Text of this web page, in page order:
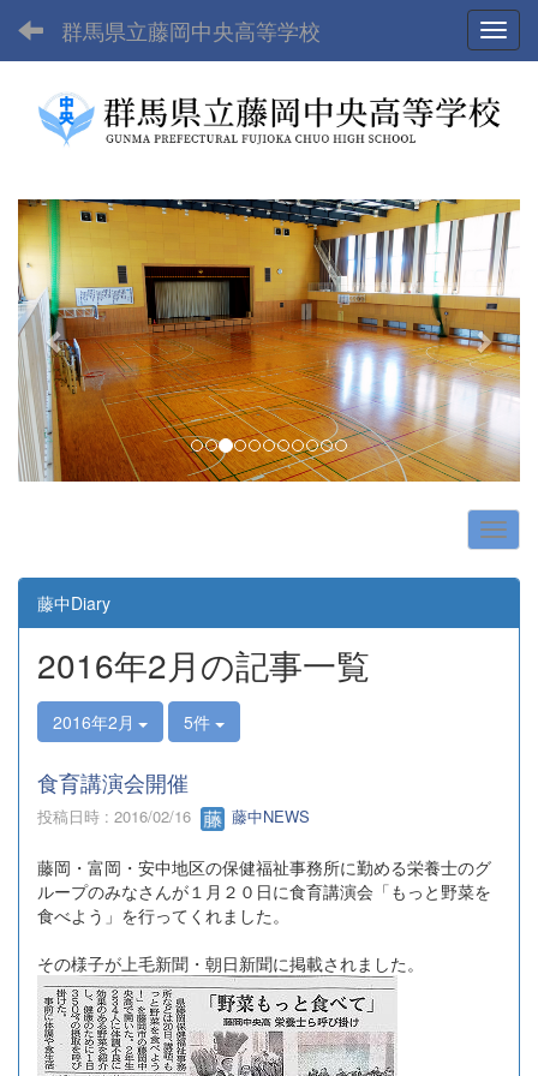
群馬県立藤岡中央高等学校
p
r
e
v
i
o
u
s
n
e
x
t
藤中Diary
2016年2月の記事一覧
2016年2月 5件
食育講演会開催
投稿日時 : 2016/02/16 藤中NEWS
藤岡・富岡・安中地区の保健福祉事務所に勤める栄養士のグ
ループのみなさんが１月２０日に食育講演会「もっと野菜を
食べよう」を行ってくれました。
その様子が上毛新聞・朝日新聞に掲載されました。